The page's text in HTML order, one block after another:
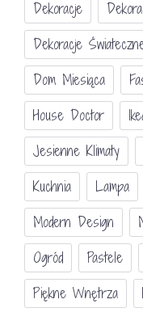
Dekoracje
Dekoracje
Dom Miesiąca
House Doctor
Jesienne Klimaty
Kuchnia
Lampa
Modern Design
Ogród
Pastele
Piękne Wnętrza